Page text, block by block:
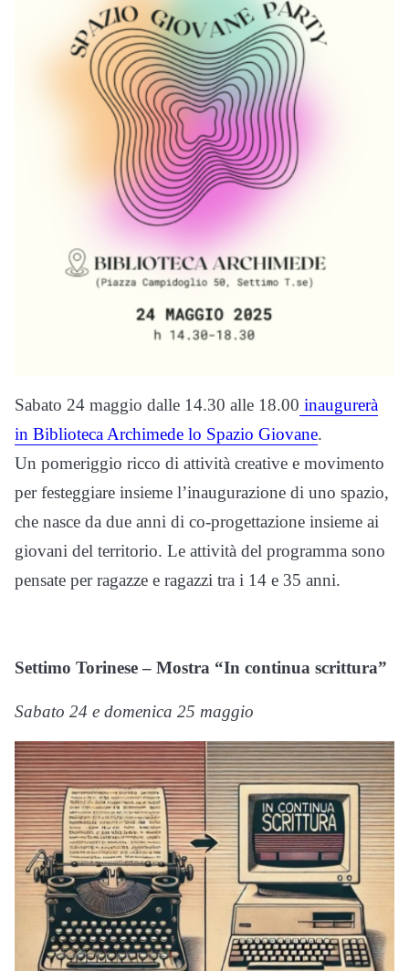
Sabato 24 maggio dalle 14.30 alle 18.00 inaugurerà
in Biblioteca Archimede lo Spazio Giovane.
Un pomeriggio ricco di attività creative e movimento
per festeggiare insieme l’inaugurazione di uno spazio,
che nasce da due anni di co-progettazione insieme ai
giovani del territorio. Le attività del programma sono
pensate per ragazze e ragazzi tra i 14 e 35 anni.
Settimo Torinese – Mostra “In continua scrittura”
Sabato 24 e domenica 25 maggio